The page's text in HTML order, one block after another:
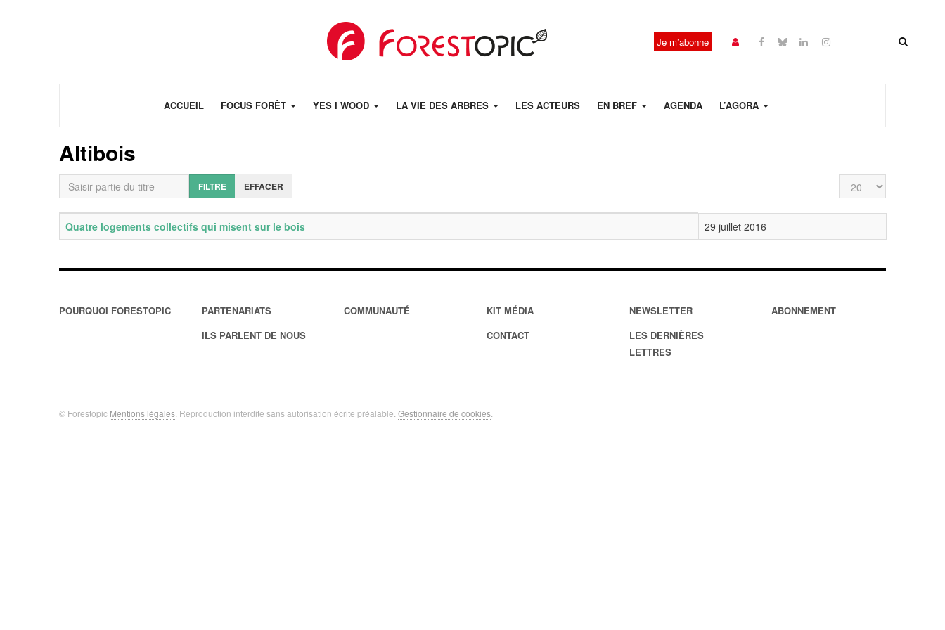
Je m’abonne
ACCUEIL FOCUS FORÊT YES I WOOD LA VIE DES ARBRES LES ACTEURS EN BREF AGENDA L’AGORA
Altibois
Saisir partie du titre FILTRE EFFACER Affichage #
Titre Date de publication
Quatre logements collectifs qui misent sur le bois 29 juillet 2016
POURQUOI FORESTOPIC
PARTENARIATS
ILS PARLENT DE NOUS
COMMUNAUTÉ
KIT MÉDIA
CONTACT
NEWSLETTER
LES DERNIÈRES
LETTRES
ABONNEMENT
© Forestopic Mentions légales . Reproduction interdite sans autorisation écrite préalable. Gestionnaire de cookies